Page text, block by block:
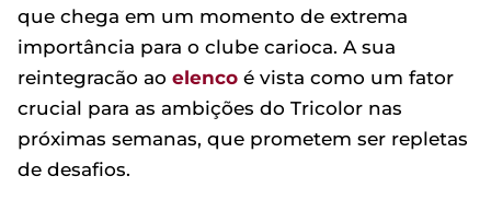
que chega em um momento de extrema
importância para o clube carioca. A sua
reintegracão ao elenco é vista como um fator
crucial para as ambições do Tricolor nas
próximas semanas, que prometem ser repletas
de desafios.